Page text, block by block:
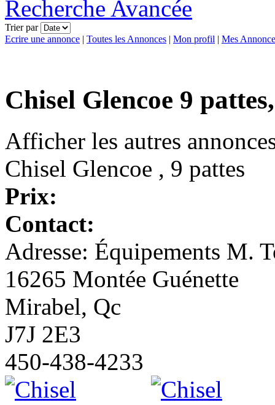
Recherche Avancée
Trier par
Ecrire une annonce | Toutes les Annonces | Mon profil | Mes
Chisel Glencoe 9
Afficher les autres
Chisel Glencoe , 9 pattes
Prix:
Contact:
Adresse: Équipements M.
16265 Montée Guénette
Mirabel, Qc
J7J 2E3
450-438-4233